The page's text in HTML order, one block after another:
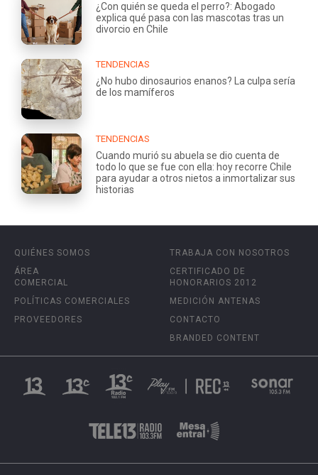
¿Con quién se queda el perro?: Abogado
explica qué pasa con las mascotas tras un
divorcio en Chile
TENDENCIAS
¿No hubo dinosaurios enanos? La culpa sería
de los mamíferos
TENDENCIAS
Cuando murió su abuela se dio cuenta de
todo lo que se fue con ella: hoy recorre Chile
para ayudar a otros nietos a inmortalizar sus
historias
QUIÉNES SOMOS
ÁREA
COMERCIAL
POLÍTICAS COMERCIALES
PROVEEDORES
TRABAJA CON NOSOTROS
CERTIFICADO DE
HONORARIOS 2012
MEDICIÓN ANTENAS
CONTACTO
BRANDED CONTENT